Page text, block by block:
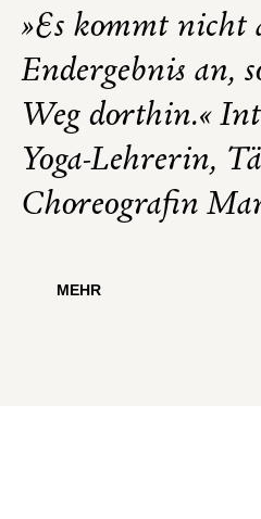
»Es kommt nicht auf das
Endergebnis an,
Weg dorthin.«
Yoga-Lehrerin,
Choreografin
MEHR